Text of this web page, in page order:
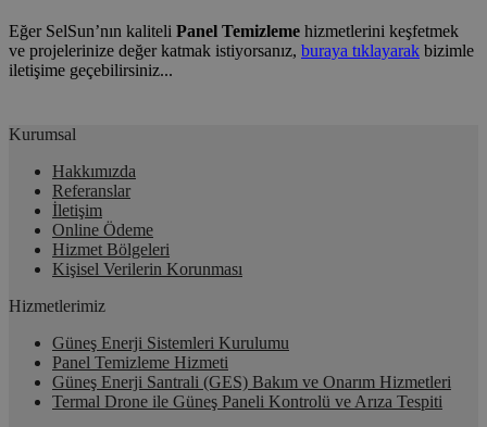
Eğer SelSun’nın kaliteli Panel Temizleme hizmetlerini keşfetmek
ve projelerinize değer katmak istiyorsanız, buraya tıklayarak bizimle
iletişime geçebilirsiniz...
Kurumsal
Hakkımızda
Referanslar
İletişim
Online Ödeme
Hizmet Bölgeleri
Kişisel Verilerin Korunması
Hizmetlerimiz
Güneş Enerji Sistemleri Kurulumu
Panel Temizleme Hizmeti
Güneş Enerji Santrali (GES) Bakım ve Onarım Hizmetleri
Termal Drone ile Güneş Paneli Kontrolü ve Arıza Tespiti